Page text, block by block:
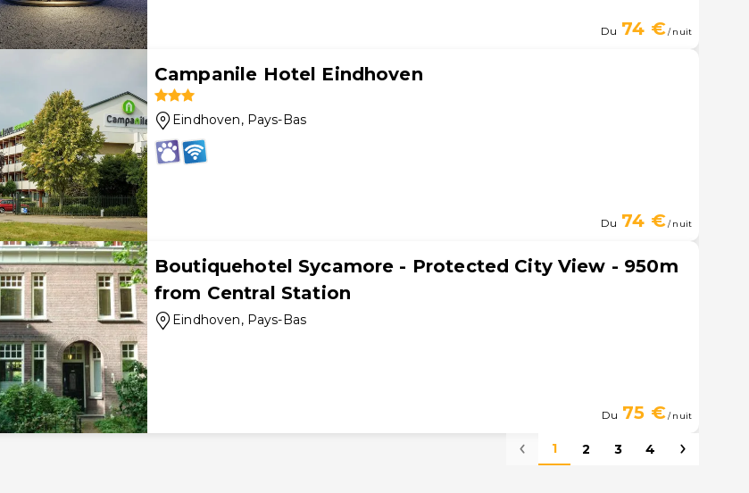
Du 74 €/ nuit
Campanile Hotel Eindhoven
Eindhoven, Pays-Bas
Du 74 €/ nuit
Boutiquehotel Sycamore - Protected City View - 950m
from Central Station
Eindhoven, Pays-Bas
Du 75 €/ nuit
1 2 3 4